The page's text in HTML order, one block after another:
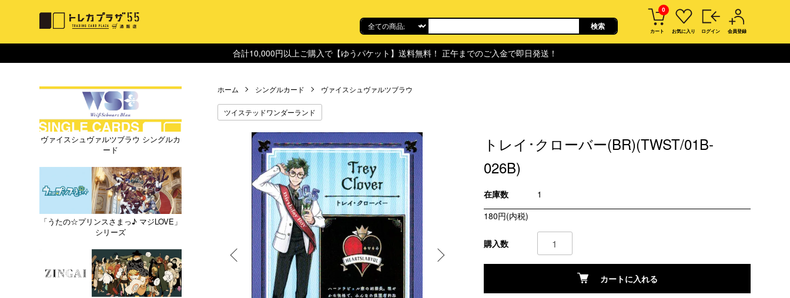
0
カート お気に入り ログイン 会員登録
合計10,000円以上ご購入で【ゆうパケット】送料無料！ 正午までのご入金で即日発送！
ホーム シングルカード ヴァイスシュヴァルツブラウ
ツイステッドワンダーランド
トレイ･クローバー(BR)(TWST/01B-
026B)
在庫数
1
180円(内税)
購入数
カートに入れる
ヴァイスシュヴァルツブラウ シングルカ
ード
「うたの☆プリンスさまっ♪ マジLOVE」
シリーズ